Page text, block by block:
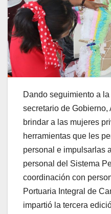
Dando seguimiento a
secretario de Gobierno,
brindar a las mujeres
herramientas que les
personal e impulsarlas
personal del Sistema
coordinación con
Portuaria Integral de
impartió la tercera